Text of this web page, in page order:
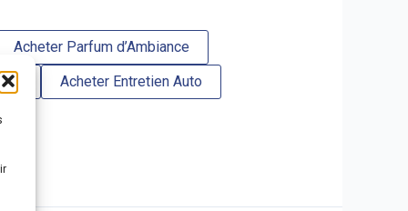
Acheter Parfum d’Ambiance
Acheter Entretien Auto